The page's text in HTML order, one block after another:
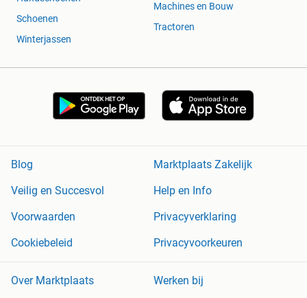
Schoenen
Winterjassen
Machines en Bouw
Tractoren
Blog
Marktplaats Zakelijk
Veilig en Succesvol
Help en Info
Voorwaarden
Privacyverklaring
Cookiebeleid
Privacyvoorkeuren
Over Marktplaats Werken bij